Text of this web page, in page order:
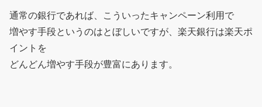
通常の銀行であれば、こういったキャンペーン利用で
増やす手段というのはとぼしいですが、楽天銀行は楽天ポ
イントを
どんどん増やす手段が豊富にあります。